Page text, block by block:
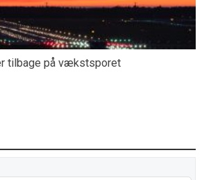
tilbage på vækstsporet